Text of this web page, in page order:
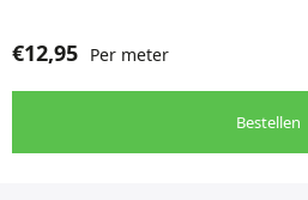
€12,95 Per meter
Bestellen